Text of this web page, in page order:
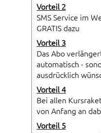
Vorteil 2
SMS Service im
GRATIS dazu
Vorteil 3
Das Abo
automatisch -
ausdrücklich
Vorteil 4
Bei allen
von Anfang an
Vorteil 5